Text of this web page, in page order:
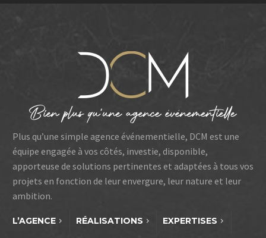
Plus qu’une simple agence événementielle, DCM est une
équipe engagée à vos côtés, investie, disponible,
apporteuse de solutions pertinentes et adaptées à tous vos
projets en fonction de leur envergure, leur nature et leur
ambition.
L’AGENCE RÉALISATIONS EXPERTISES